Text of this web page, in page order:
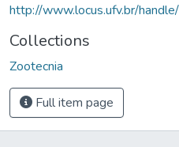
http://www.locus.ufv.br/
Collections
Zootecnia
Full item page